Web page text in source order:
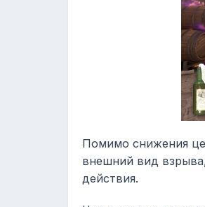
Помимо снижения
внешний вид
действия.